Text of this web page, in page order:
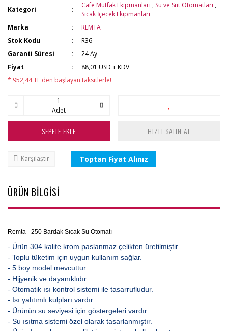
Kategori
Cafe Mutfak Ekipmanları , Su ve Süt Otomatları ,
Sıcak İçecek Ekipmanları
Marka
REMTA
Stok Kodu
R36
Garanti Süresi
24 Ay
Fiyat
88,01 USD + KDV
* 952,44 TL den başlayan taksitlerle!
Adet
SEPETE EKLE HIZLI SATIN AL
Karşılaştır Toptan Fiyat Alınız
ÜRÜN BİLGİSİ
Remta - 250 Bardak Sıcak Su Otomatı
- Ürün 304 kalite krom paslanmaz çelikten üretilmiştir.
- Toplu tüketim için uygun kullanım sağlar.
- 5 boy model mevcuttur.
- Hijyenik ve dayanıklıdır.
- Otomatik ısı kontrol sistemi ile tasarrufludur.
- Isı yalıtımlı kulpları vardır.
- Ürünün su seviyesi için göstergeleri vardır.
- Su ısıtma sistemi özel olarak tasarlanmıştır.